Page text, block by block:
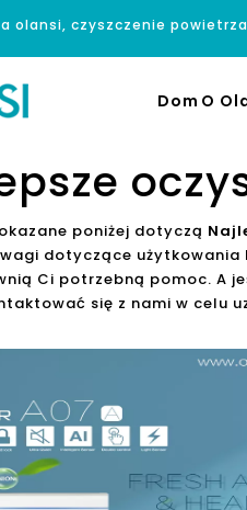
olansi, czyszczenie
Dom O
poniżej dotyczą
dotyczące
Ci potrzebną pomoc. A
się z nami w celu